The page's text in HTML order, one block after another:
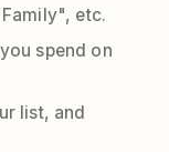
etc.
spend on
list, and